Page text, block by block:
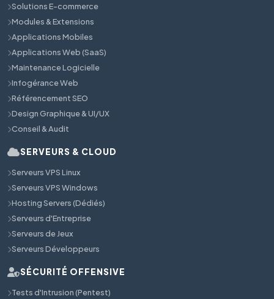
Solutions E-commerce
Modules & Extensions
Applications Mobiles
Applications Web (SaaS)
Maintenance Logicielle
Infogérance Web
Référencement SEO
Design Graphique & UI/UX
Conseil & Audit
SERVEURS & CLOUD
Serveurs VPS Linux
Serveurs VPS Windows
Hosting Servers (Dédiés)
Serveurs d'Entreprise
Serveurs de Jeux
Serveurs Développeurs
SÉCURITÉ OFFENSIVE
Tests d'Intrusion (Pentest)